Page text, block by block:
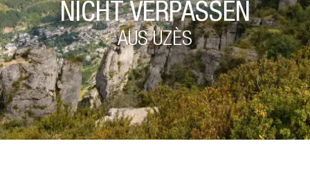
NICHT VERPASSEN
AUS UZÈS